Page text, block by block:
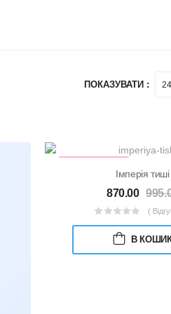
ПОКАЗУВАТИ :
Імперія тиші
870.00
(
В